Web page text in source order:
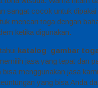
sangat cocok untuk
mencari toga dengan
ketika digunakan.
katalog gambar
jasa yang tepat dan
bisa menggunakan jasa
yang bisa Anda